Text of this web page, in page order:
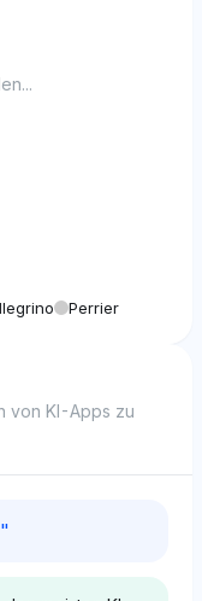
Perrier
von KI-Apps zu
"